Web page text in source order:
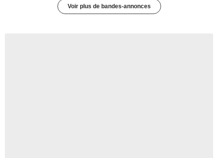
Voir plus de bandes-annonces